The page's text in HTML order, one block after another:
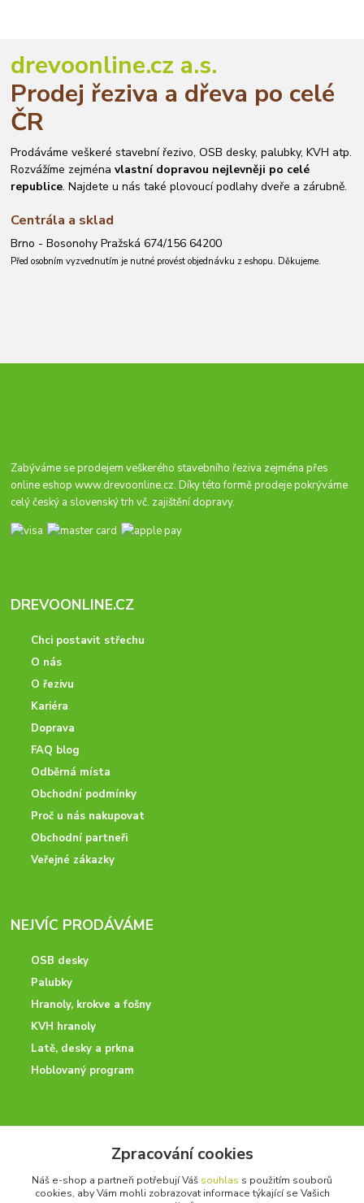
drevoonline.cz a.s.
Prodej řeziva a dřeva po celé
ČR
Prodáváme veškeré stavební řezivo, OSB desky, palubky, KVH atp.
Rozvážíme zejménavlastní dopravou nejlevněji po celé
republice. Najdete u nás také plovoucí podlahy dveře a zárubně.
Centrála a sklad
Brno - Bosonohy Pražská 674/156 64200
Před osobním vyzvednutím je nutné provést objednávku z eshopu. Děkujeme.
Zabýváme se prodejem veškerého stavebního řeziva zejména přes
online eshopwww.drevoonline.cz. Díky této formě prodeje pokrýváme
celý český a slovenský trh vč. zajištění dopravy.
DREVOONLINE.CZ
Chci postavit střechu
O nás
O řezivu
Kariéra
Doprava
FAQ blog
Odběrná místa
Obchodní podmínky
Proč u nás nakupovat
Obchodní partneři
Veřejné zákazky
NEJVÍC PRODÁVÁME
OSB desky
Palubky
Hranoly, krokve a fošny
KVH hranoly
Latě, desky a prkna
Hoblovaný program
Potřebujete poradit? Neváhejte nás kontaktovat.
+420 728 600 625
Zpracování cookies
Náš e-shop a partneři potřebují Váš souhlas s použitím souborů
cookies, aby Vám mohli zobrazovat informace týkající se Vašich